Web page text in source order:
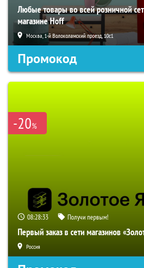
Любые товары во всей розничной
магазине Hoff
Москва, 1-й Волоколамский проезд, 10с1
Промокод
-20%
08:28:32 Получи первым!
Первый заказ в сети магазинов
Россия